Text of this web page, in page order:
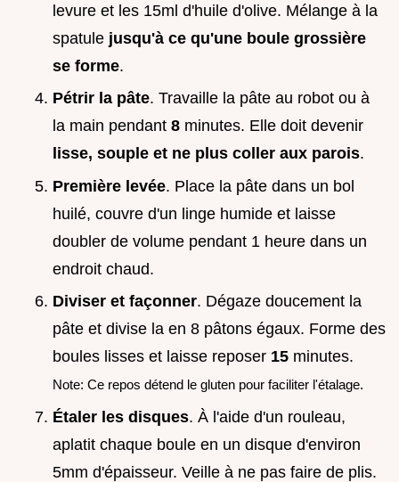
levure et les 15ml d'huile d'olive. Mélange à la
spatule jusqu'à ce qu'une boule grossière
se forme.
Pétrir la pâte. Travaille la pâte au robot ou à
la main pendant 8 minutes. Elle doit devenir
lisse, souple et ne plus coller aux parois.
Première levée. Place la pâte dans un bol
huilé, couvre d'un linge humide et laisse
doubler de volume pendant 1 heure dans un
endroit chaud.
Diviser et façonner. Dégaze doucement la
pâte et divise la en 8 pâtons égaux. Forme des
boules lisses et laisse reposer 15 minutes.
Note: Ce repos détend le gluten pour faciliter l'étalage.
Étaler les disques. À l'aide d'un rouleau,
aplatit chaque boule en un disque d'environ
5mm d'épaisseur. Veille à ne pas faire de plis.